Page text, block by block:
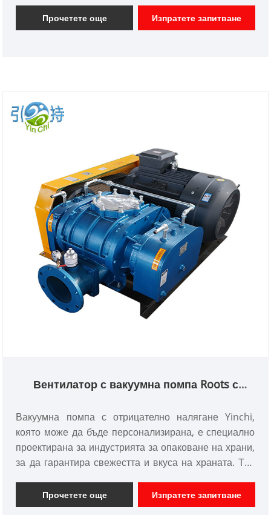
цимент от камиони, като същевременно поддържа
отрицателно налягане вътре в резервоара,
Прочетете още Изпратете запитване
Вентилатор с вакуумна помпа Roots с
Вакуумна помпа с отрицателно налягане Yinchi,
която може да бъде персонализирана, е специално
проектирана за индустрията за опаковане на храни,
за да гарантира свежестта и вкуса на храната. Той
ефективно извършване на вакуумно опаковане,
като по този начин удължава срока на годност на
Прочетете още Изпратете запитване